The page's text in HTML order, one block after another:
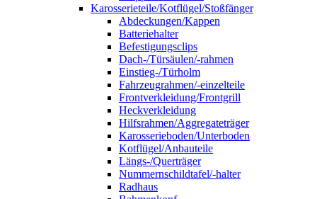
Karosserieteile/Kotflügel/Stoßfänger
Abdeckungen/Kappen
Batteriehalter
Befestigungsclips
Dach-/Türsäulen/-rahmen
Einstieg-/Türholm
Fahrzeugrahmen/-einzelteile
Frontverkleidung/Frontgrill
Heckverkleidung
Hilfsrahmen/Aggregateträger
Karosserieboden/Unterboden
Kotflügel/Anbauteile
Längs-/Querträger
Nummernschildtafel/-halter
Radhaus